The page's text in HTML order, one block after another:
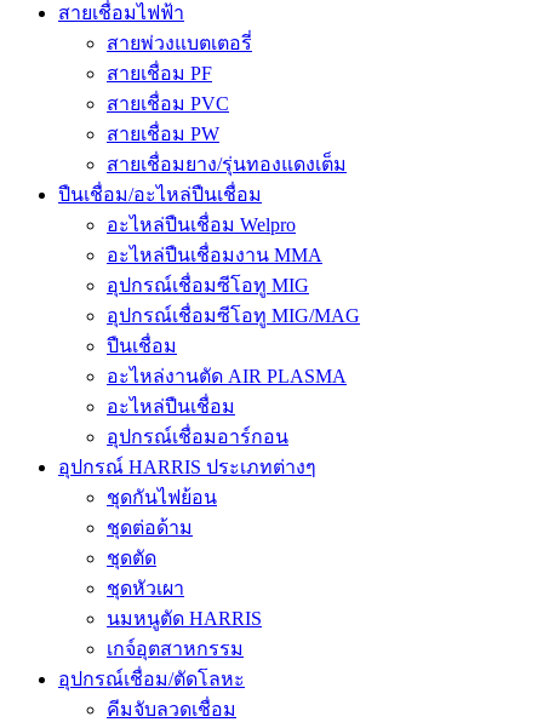
สายเชื่อมไฟฟ้า
สายพ่วงแบตเตอรี่
สายเชื่อม PF
สายเชื่อม PVC
สายเชื่อม PW
สายเชื่อมยาง/รุ่นทองแดงเต็ม
ปืนเชื่อม/อะไหล่ปืนเชื่อม
อะไหล่ปืนเชื่อม Welpro
อะไหล่ปืนเชื่อมงาน MMA
อุปกรณ์เชื่อมซีโอทู MIG
อุปกรณ์เชื่อมซีโอทู MIG/MAG
ปืนเชื่อม
อะไหล่งานตัด AIR PLASMA
อะไหล่ปืนเชื่อม
อุปกรณ์เชื่อมอาร์กอน
อุปกรณ์ HARRIS ประเภทต่างๆ
ชุดกันไฟย้อน
ชุดต่อด้าม
ชุดตัด
ชุดหัวเผา
นมหนูตัด HARRIS
เกจ์อุตสาหกรรม
อุปกรณ์เชื่อม/ตัดโลหะ
คีมจับลวดเชื่อม